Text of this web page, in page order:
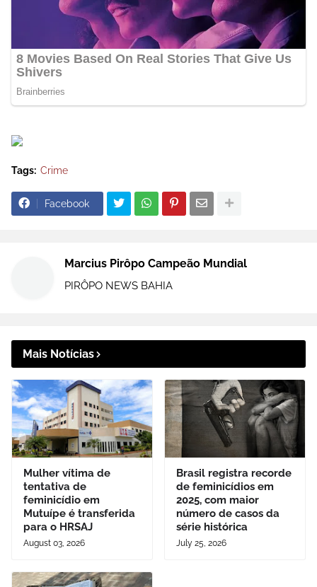
Tags: Crime
Facebook
Marcius Pirôpo Campeão Mundial
PIRÔPO NEWS BAHIA
Mais Notícias
Mulher vítima de
tentativa de
feminicídio em
Mutuípe é transferida
para o HRSAJ
August 03, 2026
Brasil registra recorde
de feminicídios em
2025, com maior
número de casos da
série histórica
July 25, 2026